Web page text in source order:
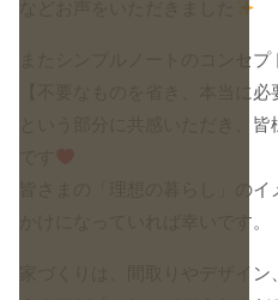
またシンプルノートのコンセプ
【不要なものを省き、本当に必
という部分に共感いただき、
皆さまの「理想の暮らし」の
かけになっていれば幸いです。
家づくりは、間取りやデザイ